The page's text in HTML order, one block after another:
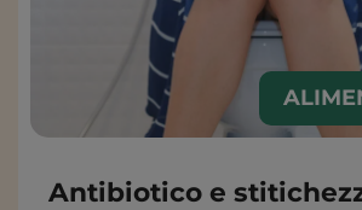
Antibiotico e